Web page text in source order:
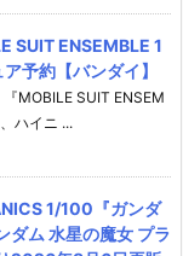
SUIT ENSEMBLE 1
予約【バンダイ】
『MOBILE SUIT ENSEM
ハイニ ...
1/100『ガンダ
ダム 水星の魔女 プラ